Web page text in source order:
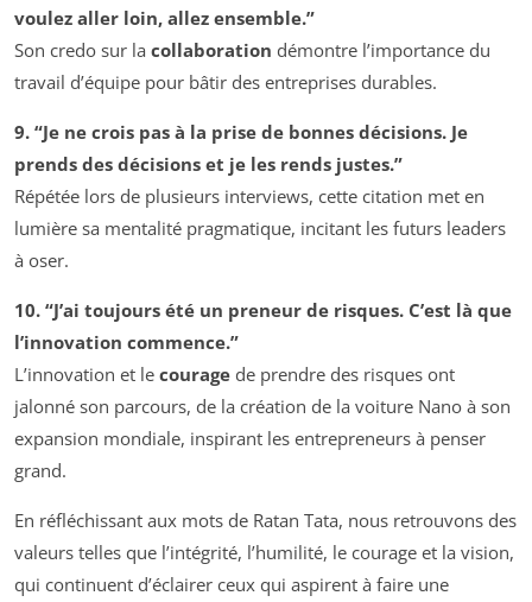
voulez aller loin, allez ensemble.”
Son credo sur la collaboration démontre l’importance du
travail d’équipe pour bâtir des entreprises durables.
9. “Je ne crois pas à la prise de bonnes décisions. Je
prends des décisions et je les rends justes.”
Répétée lors de plusieurs interviews, cette citation met en
lumière sa mentalité pragmatique, incitant les futurs leaders
à oser.
10. “J’ai toujours été un preneur de risques. C’est là que
l’innovation commence.”
L’innovation et le courage de prendre des risques ont
jalonné son parcours, de la création de la voiture Nano à son
expansion mondiale, inspirant les entrepreneurs à penser
grand.
En réfléchissant aux mots de Ratan Tata, nous retrouvons des
valeurs telles que l’intégrité, l’humilité, le courage et la vision,
qui continuent d’éclairer ceux qui aspirent à faire une